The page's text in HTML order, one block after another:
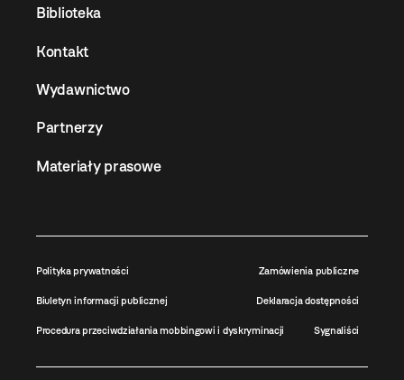
Biblioteka
Kontakt
Wydawnictwo
Partnerzy
Materiały prasowe
Polityka prywatności Zamówienia publiczne
Biuletyn informacji publicznej Deklaracja dostępności
Procedura przeciwdziałania mobbingowi i dyskryminacji Sygnaliści